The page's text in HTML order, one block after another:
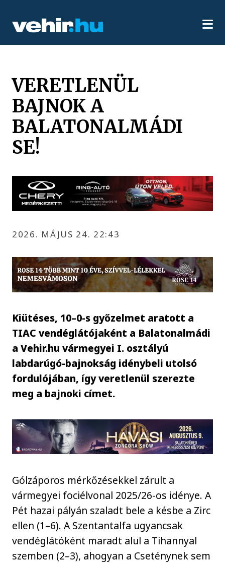
VERETLENÜL
BAJNOK A
BALATONALMÁDI
SE!
2026. MÁJUS 24. 22:43
Kiütéses, 10–0-s győzelmet aratott a
TIAC vendéglátójaként a Balatonalmádi
a Vehir.hu vármegyei I. osztályú
labdarúgó-bajnokság idénybeli utolsó
fordulójában, így veretlenül szerezte
meg a bajnoki címet.
Gólzáporos mérkőzésekkel zárult a
vármegyei fociélvonal 2025/26-os idénye. A
Pét hazai pályán szaladt bele a késbe a Zirc
ellen (1–6). A Szentantalfa ugyancsak
vendéglátóként maradt alul a Tihannyal
szemben (2–3), ahogyan a Cseténynek sem